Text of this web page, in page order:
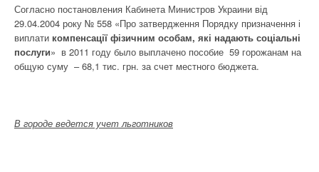
Согласно постановления Кабинета Министров Украини від
29.04.2004 року № 558 «Про затвердження Порядку призначення і
виплати компенсації фізичним особам, які надають соціальні
послуги» в 2011 году было выплачено пособие 59 горожанам на
общую суму – 68,1 тис. грн. за счет местного бюджета.
В городе ведется учет льготников